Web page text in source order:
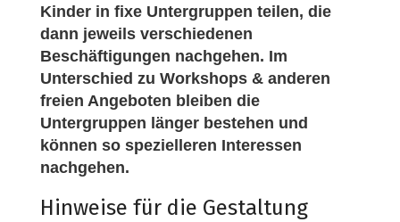
Kinder in fixe Untergruppen teilen, die
dann jeweils verschiedenen
Beschäftigungen nachgehen. Im
Unterschied zu Workshops & anderen
freien Angeboten bleiben die
Untergruppen länger bestehen und
können so spezielleren Interessen
nachgehen.
Hinweise für die Gestaltung